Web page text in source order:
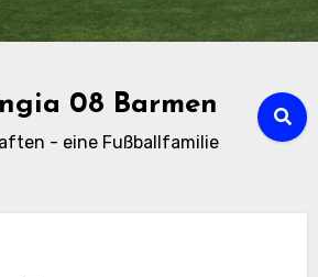
08 Barmen
- eine Fußballfamilie